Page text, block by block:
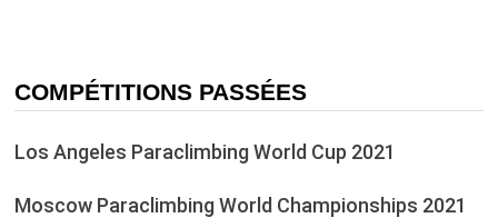
COMPÉTITIONS PASSÉES
Los Angeles Paraclimbing World Cup 2021
Moscow Paraclimbing World Championships 2021